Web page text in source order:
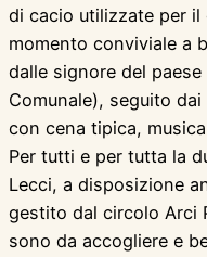
di cacio utilizzate per
momento conviviale a
dalle signore del
Comunale), seguito
con cena tipica, musica
Per tutti e per tutta la
Lecci, a disposizione
gestito dal circolo Arci
sono da accogliere e